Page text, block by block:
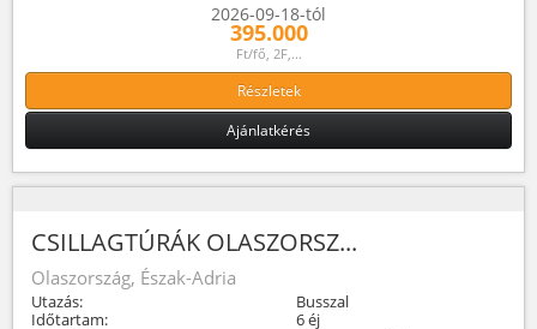
2026-09-18-tól
395.000
Ft/fő, 2F,...
Részletek
Ajánlatkérés
CSILLAGTÚRÁK OLASZORSZ...
Olaszország, Észak-Adria
Utazás:
Busszal
Időtartam:
6 éj